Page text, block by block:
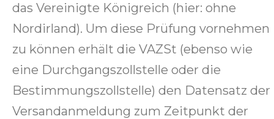
das Vereinigte Königreich (hier: ohne
Nordirland). Um diese Prüfung vornehmen
zu können erhält die VAZSt (ebenso wie
eine Durchgangszollstelle oder die
Bestimmungszollstelle) den Datensatz der
Versandanmeldung zum Zeitpunkt der